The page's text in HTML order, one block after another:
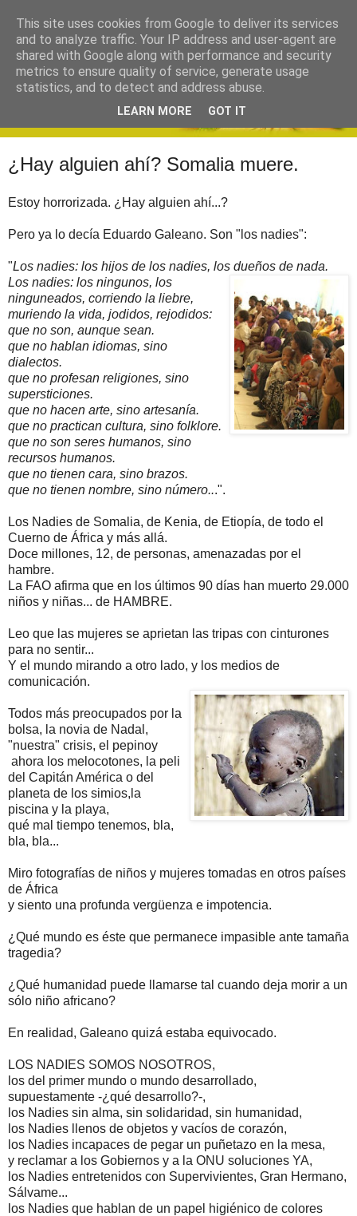
¿Hay alguien ahí? Somalia muere.
Estoy horrorizada. ¿Hay alguien ahí...?
Pero ya lo decía Eduardo Galeano. Son "los nadies":
"Los nadies: los hijos de los nadies, los dueños de nada.
Los nadies: los ningunos, los
ninguneados, corriendo la liebre,
muriendo la vida, jodidos, rejodidos:
que no son, aunque sean.
que no hablan idiomas, sino
dialectos.
que no profesan religiones, sino
supersticiones.
que no hacen arte, sino artesanía.
que no practican cultura, sino folklore.
que no son seres humanos, sino
recursos humanos.
que no tienen cara, sino brazos.
que no tienen nombre, sino número...".
Los Nadies de Somalia, de Kenia, de Etiopía, de todo el
Cuerno de África y más allá.
Doce millones, 12, de personas, amenazadas por el
hambre.
La FAO afirma que en los últimos 90 días han muerto 29.000
niños y niñas... de HAMBRE.
Leo que las mujeres se aprietan las tripas con cinturones
para no sentir...
Y el mundo mirando a otro lado, y los medios de
comunicación.
Todos más preocupados por la
bolsa, la novia de Nadal,
"nuestra" crisis, el pepinoy
ahora los melocotones, la peli
del Capitán América o del
planeta de los simios,la
piscina y la playa,
qué mal tiempo tenemos, bla,
bla, bla...
Miro fotografías de niños y mujeres tomadas en otros países
de África
y siento una profunda vergüenza e impotencia.
¿Qué mundo es éste que permanece impasible ante tamaña
tragedia?
¿Qué humanidad puede llamarse tal cuando deja morir a un
sólo niño africano?
En realidad, Galeano quizá estaba equivocado.
LOS NADIES SOMOS NOSOTROS,
los del primer mundo o mundo desarrollado,
supuestamente -¿qué desarrollo?-,
los Nadies sin alma, sin solidaridad, sin humanidad,
los Nadies llenos de objetos y vacíos de corazón,
los Nadies incapaces de pegar un puñetazo en la mesa,
y reclamar a los Gobiernos y a la ONU soluciones YA,
los Nadies entretenidos con Supervivientes, Gran Hermano,
Sálvame...
los Nadies que hablan de un papel higiénico de colores
This site uses cookies from Google to deliver its services
and to analyze traffic. Your IP address and user-agent are
shared with Google along with performance and security
metrics to ensure quality of service, generate usage
statistics, and to detect and address abuse.
LEARN MORE GOT IT